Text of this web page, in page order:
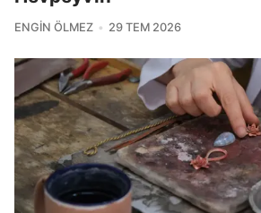
ENGIN ÖLMEZ 29 TEM 2026